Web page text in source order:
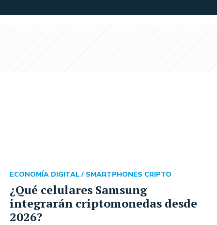
¿Qué celulares Samsung
integrarán criptomonedas desde
2026?
ECONOMÍA DIGITAL / SMARTPHONES CRIPTO